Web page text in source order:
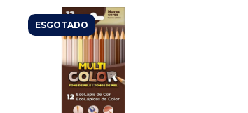
ESGOTADO